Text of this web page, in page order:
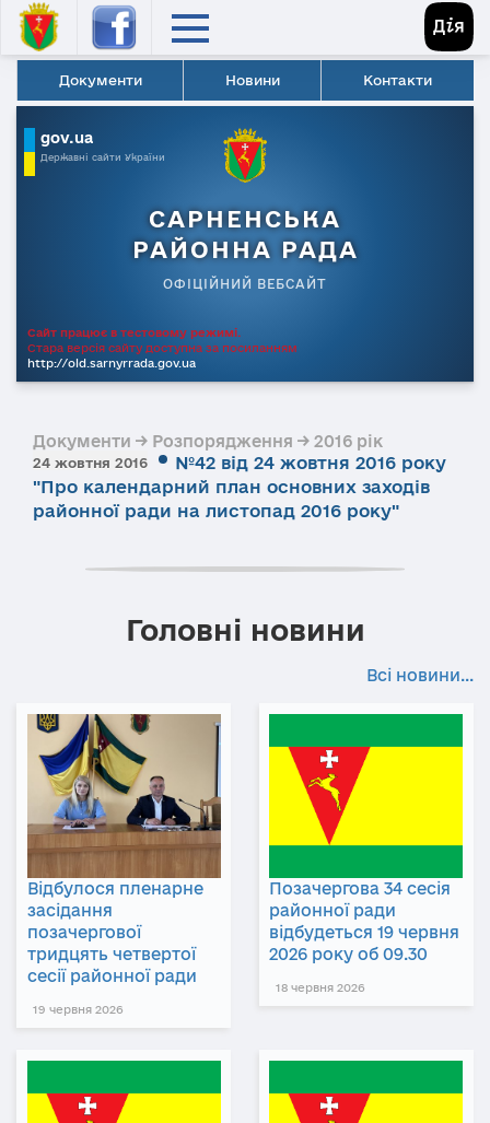
Документи Новини Контакти
gov.ua
Державні сайти України
САРНЕНСЬКА
РАЙОННА РАДА
ОФІЦІЙНИЙ ВЕБСАЙТ
Сайт працює в тестовому режимі.
Стара версія сайту доступна за посиланням
http://old.sarnyrrada.gov.ua
Документи → Розпорядження → 2016 рік
24 жовтня 2016
№42 від 24 жовтня 2016 року
"Про календарний план основних заходів
районної ради на листопад 2016 року"
Головні новини
Всі новини...
Відбулося пленарне
засідання
позачергової
тридцять четвертої
сесії районної ради
19 червня 2026
Позачергова 34 сесія
районної ради
відбудеться 19 червня
2026 року об 09.30
18 червня 2026